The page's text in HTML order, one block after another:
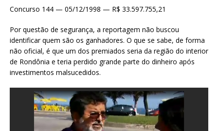
Concurso 144 — 05/12/1998 — R$ 33.597.755,21
Por questão de segurança, a reportagem não buscou
identificar quem são os ganhadores. O que se sabe, de forma
não oficial, é que um dos premiados seria da região do interior
de Rondônia e teria perdido grande parte do dinheiro após
investimentos malsucedidos.